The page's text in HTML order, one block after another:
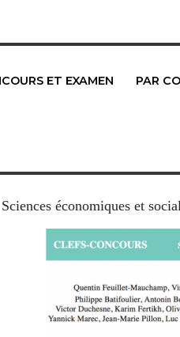
ET EXAMEN PAR
Sciences économiques et